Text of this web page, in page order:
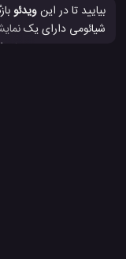
بیایید تا در اینویدئو